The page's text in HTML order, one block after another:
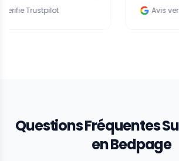
Avis verifie
Questions Fréquentes
en Bedpage